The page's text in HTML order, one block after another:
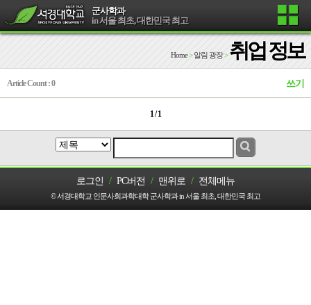
군사학과
in 서울 최초, 대한민국 최고
Home> 알림 광장> 취업 정보
Article Count : 0 쓰기
1 / 1
로그인 / PC버전 / 맨위로 / 전체메뉴
© 서경대학교 인문사회과학대학 군사학과 in 서울 최초, 대한민국 최고